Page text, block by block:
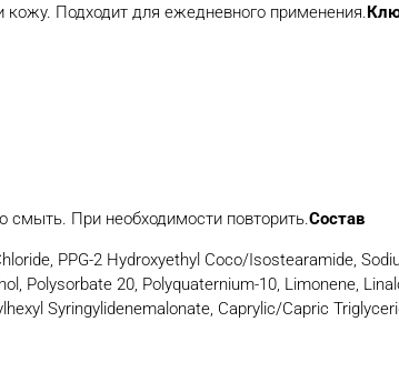
Подходит для ежедневного применения.
смыть. При необходимости повторить.Состав
PPG-2 Hydroxyethyl Coco/Isostearamide,
Polysorbate 20, Polyquaternium-10, Limonene,
Syringylidenemalonate, Caprylic/Capric